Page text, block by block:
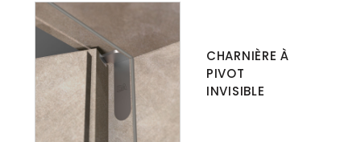
CHARNIÈRE À
PIVOT
INVISIBLE